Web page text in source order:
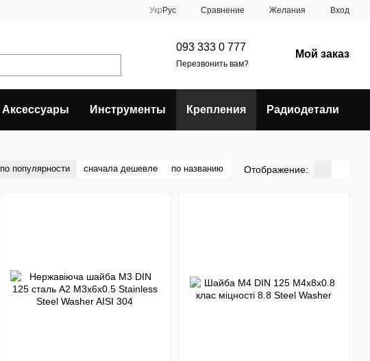
Укр Рус Сравнение Желания Вход
093 333 0 777
Перезвонить вам?
Мой заказ
Аксессуары Инструменты Крепления Радиодетали
по популярности сначала дешевле по названию Отображение: